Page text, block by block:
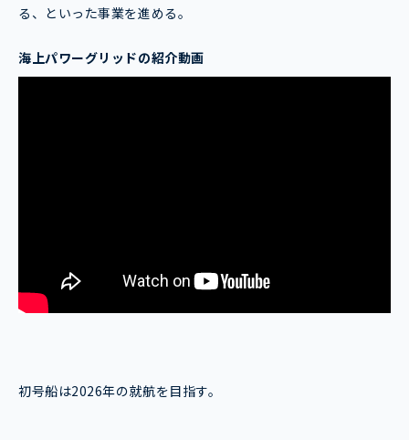
る、といった事業を進める。
海上パワーグリッドの紹介動画
初号船は2026年の就航を目指す。